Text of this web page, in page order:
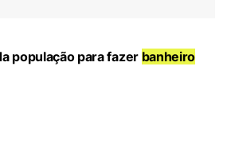
população para fazer banheiro